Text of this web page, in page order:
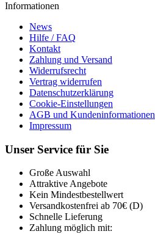
Informationen
News
Hilfe / FAQ
Kontakt
Zahlung und Versand
Widerrufsrecht
Vertrag widerrufen
Datenschutzerklärung
Cookie-Einstellungen
AGB und Kundeninformationen
Impressum
Unser Service für Sie
Große Auswahl
Attraktive Angebote
Kein Mindestbestellwert
Versandkostenfrei ab 70€ (D)
Schnelle Lieferung
Zahlung möglich mit: